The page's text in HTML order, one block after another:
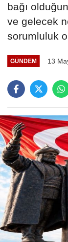
bağı
ve gelecek
sorumluluk
GÜNDEM 13